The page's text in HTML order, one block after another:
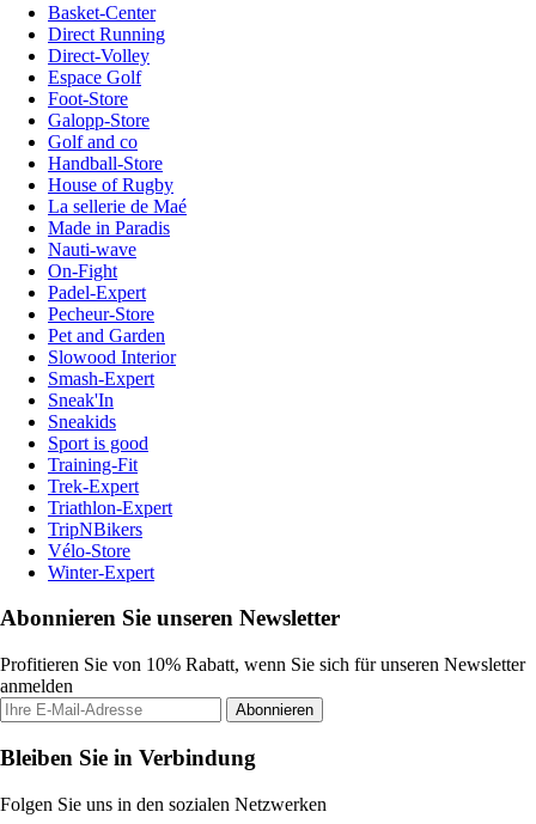
Basket-Center
Direct Running
Direct-Volley
Espace Golf
Foot-Store
Galopp-Store
Golf and co
Handball-Store
House of Rugby
La sellerie de Maé
Made in Paradis
Nauti-wave
On-Fight
Padel-Expert
Pecheur-Store
Pet and Garden
Slowood Interior
Smash-Expert
Sneak'In
Sneakids
Sport is good
Training-Fit
Trek-Expert
Triathlon-Expert
TripNBikers
Vélo-Store
Winter-Expert
Abonnieren Sie unseren Newsletter
Profitieren Sie von 10% Rabatt, wenn Sie sich für unseren Newsletter
anmelden
Abonnieren
Bleiben Sie in Verbindung
Folgen Sie uns in den sozialen Netzwerken